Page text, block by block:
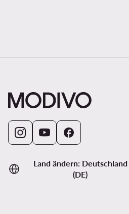
Land ändern: Deutschland
(DE)